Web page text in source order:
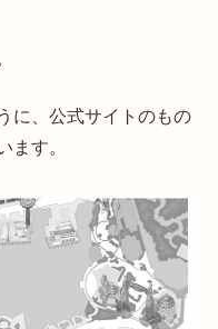
に、公式サイトのもの
ます。